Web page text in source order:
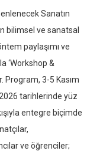
Sanatın
bilimsel ve sanatsal
paylaşımı ve
‘Workshop &
Program, 3-5 Kasım
tarihlerinde yüz
entegre biçimde
ve öğrenciler;